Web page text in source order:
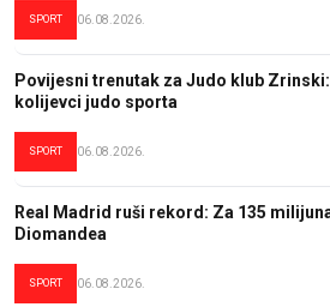
SPORT 06.08.2026.
Povijesni trenutak za Judo klub
kolijevci judo sporta
SPORT 06.08.2026.
Real Madrid ruši rekord: Za 135
Diomandea
SPORT 06.08.2026.